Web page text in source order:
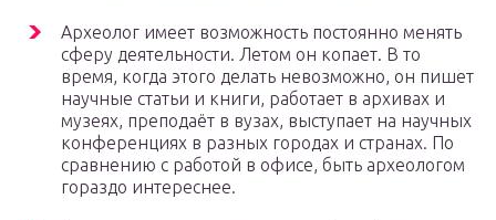
Археолог имеет возможность постоянно менять
сферу деятельности. Летом он копает. В то
время, когда этого делать невозможно, он пишет
научные статьи и книги, работает в архивах и
музеях, преподаёт в вузах, выступает на научных
конференциях в разных городах и странах. По
сравнению с работой в офисе, быть археологом
гораздо интереснее.